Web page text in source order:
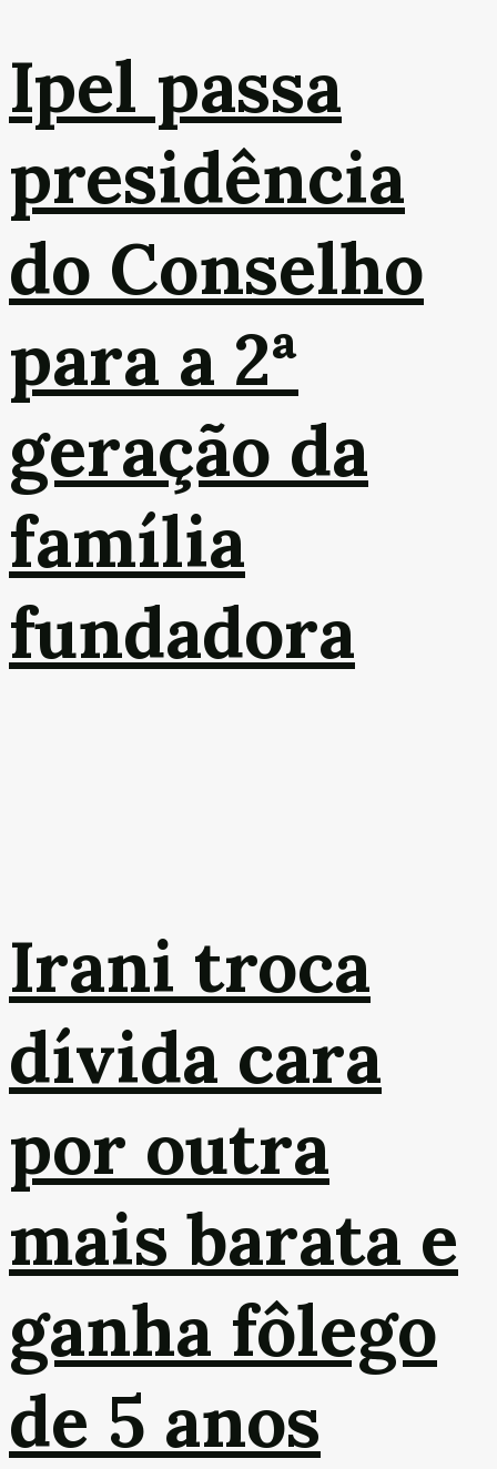
Ipel passa
presidência
do Conselho
para a 2ª
geração da
família
fundadora
Irani troca
dívida cara
por outra
mais barata e
ganha fôlego
de 5 anos